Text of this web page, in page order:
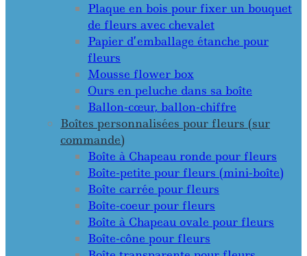
Plaque en bois pour fixer un bouquet
de fleurs avec chevalet
Papier d’emballage étanche pour
fleurs
Mousse flower box
Ours en peluche dans sa boîte
Ballon-cœur, ballon-chiffre
Boîtes personnalisées pour fleurs (sur
commande)
Boîte à Chapeau ronde pour fleurs
Boîte-petite pour fleurs (mini-boîte)
Boîte carrée pour fleurs
Boîte-coeur pour fleurs
Boîte à Chapeau ovale pour fleurs
Boîte-cône pour fleurs